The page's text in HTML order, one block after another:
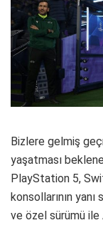
Bizlere gelmiş
yaşatması
PlayStation 5,
konsollarının
ve özel sürümü ile